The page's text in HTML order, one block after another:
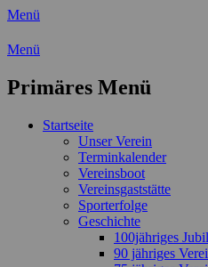
Menü
Wassersport-
Freizeit mit der
Menü
Primäres Menü
Zum
Startseite
Unser Verein
Terminkalender
Vereinsboot
Vereinsgaststätte
Sporterfolge
Geschichte
100jähriges
90 jähriges